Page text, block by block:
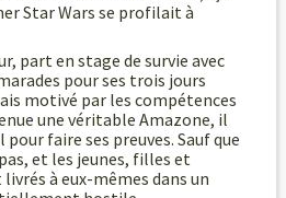
Star Wars se profilait à
part en stage de survie avec
pour ses trois jours
motivé par les compétences
une véritable Amazone, il
faire ses preuves. Sauf que
et les jeunes, filles et
à eux-mêmes dans un